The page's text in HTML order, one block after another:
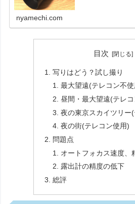
nyamechi.com
目次
写りはどう？試し撮り
最大望遠(テレコン不使
昼間・最大望遠(テレ
夜の東京スカイツリー
夜の街(テレコン使用)
問題点
オートフォカス速度、
露出計の精度の低下
総評